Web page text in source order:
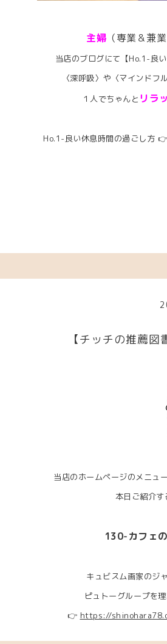
主婦 （専業＆兼業
当店のブログにて【Ho.1-良
〈深呼吸〉や〈マインドフ
１人でちゃんと リラ
Ho.1-良い休息時間の過ごし方 👉
【チッチの推薦図
当店のホームページのメニュ
本日ご紹介す
130-カフェ
キュビスム画家のジ
ピュトーグループを
👉 https://